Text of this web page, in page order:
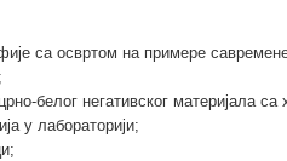
са освртом на примерe
белог негативског материјала
у лабораторији;